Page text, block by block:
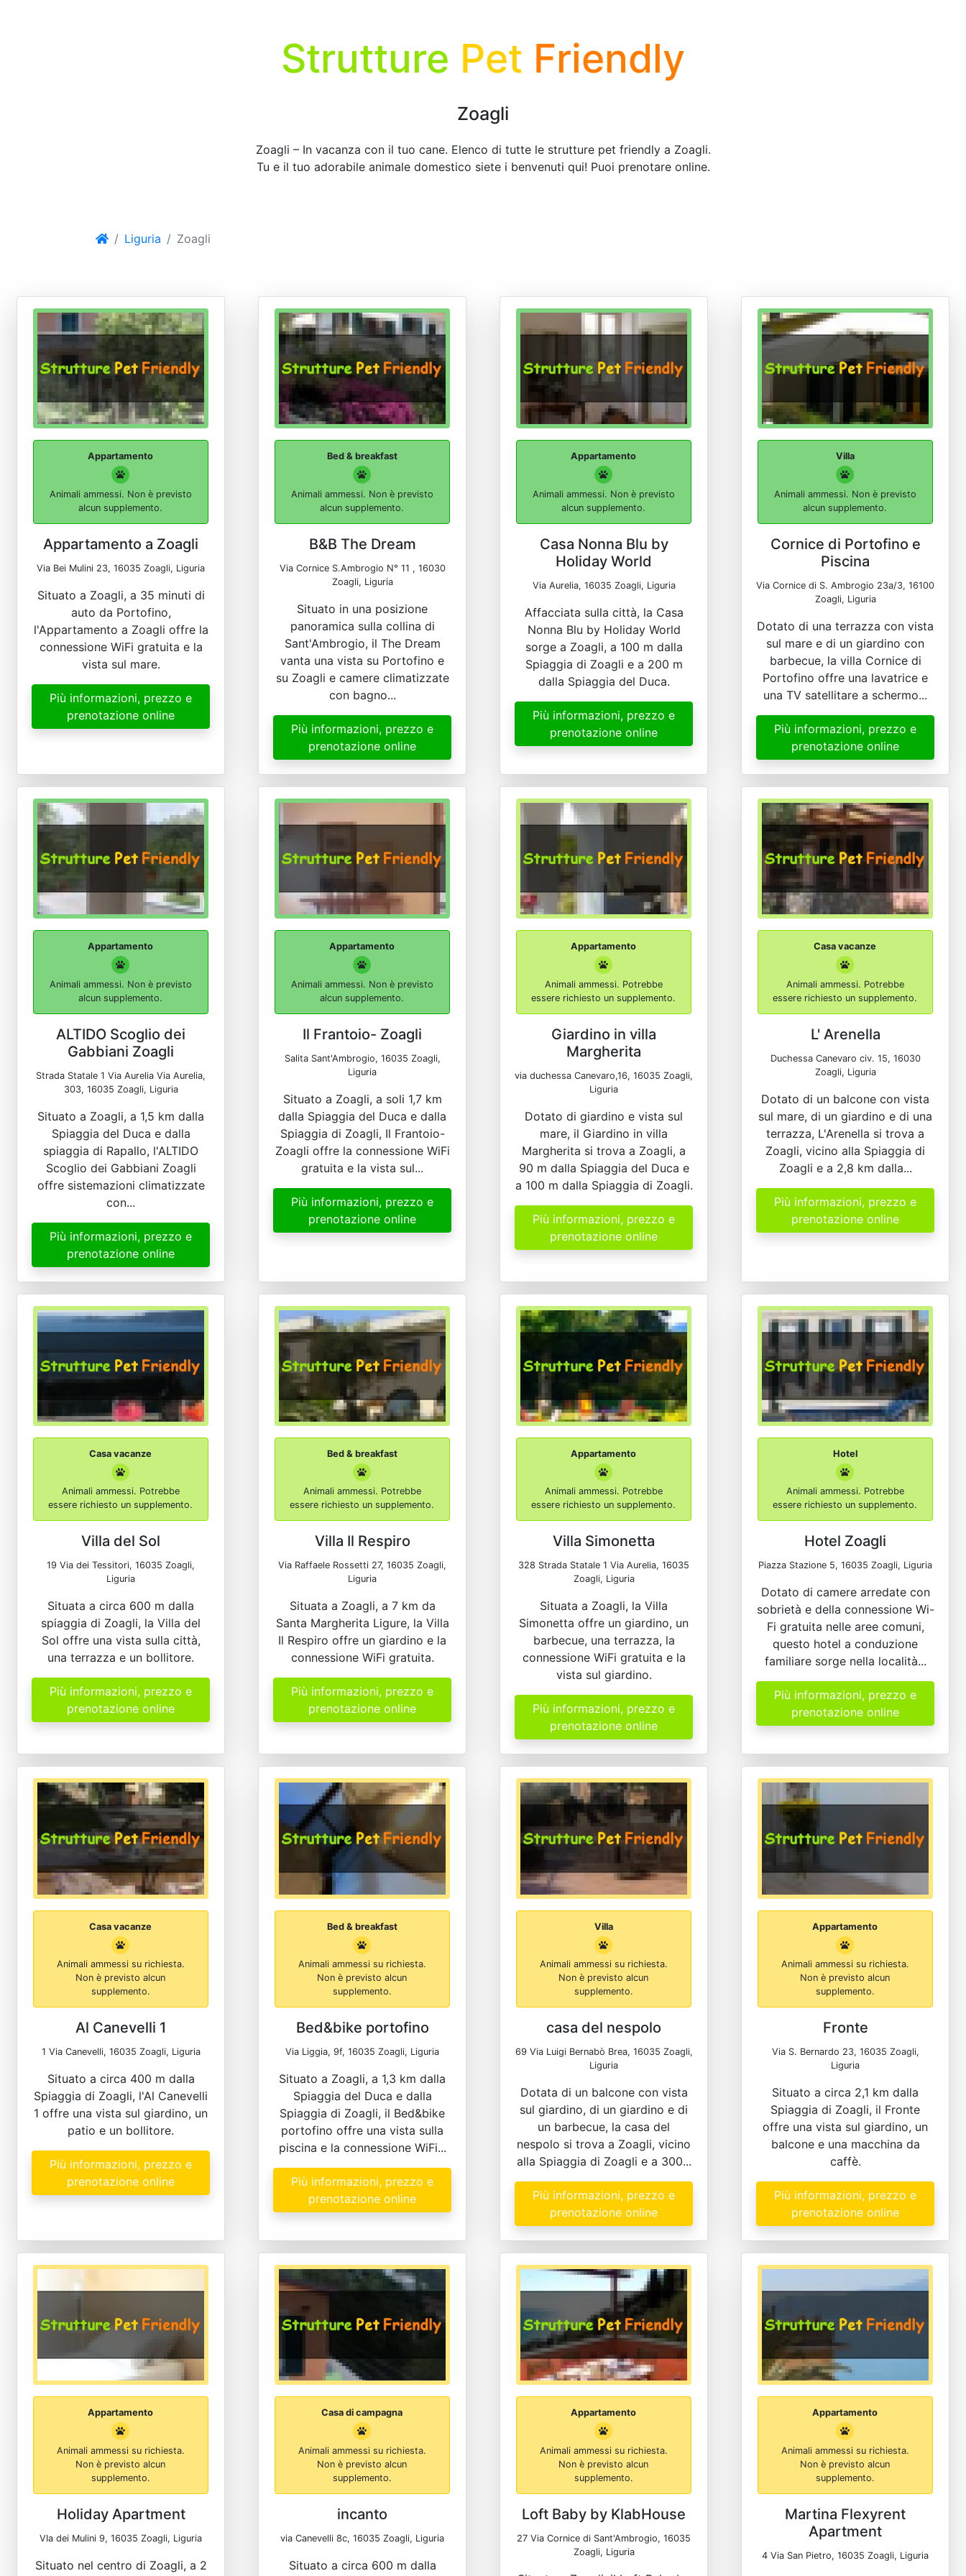
Strutture Pet Friendly
Zoagli
Zoagli – In vacanza con il tuo cane. Elenco di tutte le strutture pet friendly a Zoagli.
Tu e il tuo adorabile animale domestico siete i benvenuti qui! Puoi prenotare online.
Liguria Zoagli
Appartamento
Animali ammessi. Non è previsto
alcun supplemento.
Appartamento a Zoagli
Via Bei Mulini 23, 16035 Zoagli, Liguria
Situato a Zoagli, a 35 minuti di
auto da Portofino,
l'Appartamento a Zoagli offre la
connessione WiFi gratuita e la
vista sul mare.
Più informazioni, prezzo e
prenotazione online
Bed & breakfast
Animali ammessi. Non è previsto
alcun supplemento.
B&B The Dream
Via Cornice S.Ambrogio N° 11 , 16030
Zoagli, Liguria
Situato in una posizione
panoramica sulla collina di
Sant'Ambrogio, il The Dream
vanta una vista su Portofino e
su Zoagli e camere climatizzate
con bagno...
Più informazioni, prezzo e
prenotazione online
Appartamento
Animali ammessi. Non è previsto
alcun supplemento.
Casa Nonna Blu by
Holiday World
Via Aurelia, 16035 Zoagli, Liguria
Affacciata sulla città, la Casa
Nonna Blu by Holiday World
sorge a Zoagli, a 100 m dalla
Spiaggia di Zoagli e a 200 m
dalla Spiaggia del Duca.
Più informazioni, prezzo e
prenotazione online
Villa
Animali ammessi. Non è previsto
alcun supplemento.
Cornice di Portofino e
Piscina
Via Cornice di S. Ambrogio 23a/3, 16100
Zoagli, Liguria
Dotato di una terrazza con vista
sul mare e di un giardino con
barbecue, la villa Cornice di
Portofino offre una lavatrice e
una TV satellitare a schermo...
Più informazioni, prezzo e
prenotazione online
Appartamento
Animali ammessi. Non è previsto
alcun supplemento.
ALTIDO Scoglio dei
Gabbiani Zoagli
Strada Statale 1 Via Aurelia Via Aurelia,
303, 16035 Zoagli, Liguria
Situato a Zoagli, a 1,5 km dalla
Spiaggia del Duca e dalla
spiaggia di Rapallo, l'ALTIDO
Scoglio dei Gabbiani Zoagli
offre sistemazioni climatizzate
con...
Più informazioni, prezzo e
prenotazione online
Appartamento
Animali ammessi. Non è previsto
alcun supplemento.
Il Frantoio- Zoagli
Salita Sant'Ambrogio, 16035 Zoagli,
Liguria
Situato a Zoagli, a soli 1,7 km
dalla Spiaggia del Duca e dalla
Spiaggia di Zoagli, Il Frantoio-
Zoagli offre la connessione WiFi
gratuita e la vista sul...
Più informazioni, prezzo e
prenotazione online
Appartamento
Animali ammessi. Potrebbe
essere richiesto un supplemento.
Giardino in villa
Margherita
via duchessa Canevaro,16, 16035 Zoagli,
Liguria
Dotato di giardino e vista sul
mare, il Giardino in villa
Margherita si trova a Zoagli, a
90 m dalla Spiaggia del Duca e
a 100 m dalla Spiaggia di Zoagli.
Più informazioni, prezzo e
prenotazione online
Casa vacanze
Animali ammessi. Potrebbe
essere richiesto un supplemento.
L' Arenella
Duchessa Canevaro civ. 15, 16030
Zoagli, Liguria
Dotato di un balcone con vista
sul mare, di un giardino e di una
terrazza, L'Arenella si trova a
Zoagli, vicino alla Spiaggia di
Zoagli e a 2,8 km dalla...
Più informazioni, prezzo e
prenotazione online
Casa vacanze
Animali ammessi. Potrebbe
essere richiesto un supplemento.
Villa del Sol
19 Via dei Tessitori, 16035 Zoagli,
Liguria
Situata a circa 600 m dalla
spiaggia di Zoagli, la Villa del
Sol offre una vista sulla città,
una terrazza e un bollitore.
Più informazioni, prezzo e
prenotazione online
Bed & breakfast
Animali ammessi. Potrebbe
essere richiesto un supplemento.
Villa Il Respiro
Via Raffaele Rossetti 27, 16035 Zoagli,
Liguria
Situata a Zoagli, a 7 km da
Santa Margherita Ligure, la Villa
Il Respiro offre un giardino e la
connessione WiFi gratuita.
Più informazioni, prezzo e
prenotazione online
Appartamento
Animali ammessi. Potrebbe
essere richiesto un supplemento.
Villa Simonetta
328 Strada Statale 1 Via Aurelia, 16035
Zoagli, Liguria
Situata a Zoagli, la Villa
Simonetta offre un giardino, un
barbecue, una terrazza, la
connessione WiFi gratuita e la
vista sul giardino.
Più informazioni, prezzo e
prenotazione online
Hotel
Animali ammessi. Potrebbe
essere richiesto un supplemento.
Hotel Zoagli
Piazza Stazione 5, 16035 Zoagli, Liguria
Dotato di camere arredate con
sobrietà e della connessione Wi-
Fi gratuita nelle aree comuni,
questo hotel a conduzione
familiare sorge nella località...
Più informazioni, prezzo e
prenotazione online
Casa vacanze
Animali ammessi su richiesta.
Non è previsto alcun
supplemento.
Al Canevelli 1
1 Via Canevelli, 16035 Zoagli, Liguria
Situato a circa 400 m dalla
Spiaggia di Zoagli, l'Al Canevelli
1 offre una vista sul giardino, un
patio e un bollitore.
Più informazioni, prezzo e
prenotazione online
Bed & breakfast
Animali ammessi su richiesta.
Non è previsto alcun
supplemento.
Bed&bike portofino
Via Liggia, 9f, 16035 Zoagli, Liguria
Situato a Zoagli, a 1,3 km dalla
Spiaggia del Duca e dalla
Spiaggia di Zoagli, il Bed&bike
portofino offre una vista sulla
piscina e la connessione WiFi...
Più informazioni, prezzo e
prenotazione online
Villa
Animali ammessi su richiesta.
Non è previsto alcun
supplemento.
casa del nespolo
69 Via Luigi Bernabò Brea, 16035 Zoagli,
Liguria
Dotata di un balcone con vista
sul giardino, di un giardino e di
un barbecue, la casa del
nespolo si trova a Zoagli, vicino
alla Spiaggia di Zoagli e a 300...
Più informazioni, prezzo e
prenotazione online
Appartamento
Animali ammessi su richiesta.
Non è previsto alcun
supplemento.
Fronte
Via S. Bernardo 23, 16035 Zoagli,
Liguria
Situato a circa 2,1 km dalla
Spiaggia di Zoagli, il Fronte
offre una vista sul giardino, un
balcone e una macchina da
caffè.
Più informazioni, prezzo e
prenotazione online
Appartamento
Animali ammessi su richiesta.
Non è previsto alcun
supplemento.
Holiday Apartment
VIa dei Mulini 9, 16035 Zoagli, Liguria
Situato nel centro di Zoagli, a 2
Casa di campagna
Animali ammessi su richiesta.
Non è previsto alcun
supplemento.
incanto
via Canevelli 8c, 16035 Zoagli, Liguria
Situato a circa 600 m dalla
Appartamento
Animali ammessi su richiesta.
Non è previsto alcun
supplemento.
Loft Baby by KlabHouse
27 Via Cornice di Sant'Ambrogio, 16035
Zoagli, Liguria
Appartamento
Animali ammessi su richiesta.
Non è previsto alcun
supplemento.
Martina Flexyrent
Apartment
4 Via San Pietro, 16035 Zoagli, Liguria